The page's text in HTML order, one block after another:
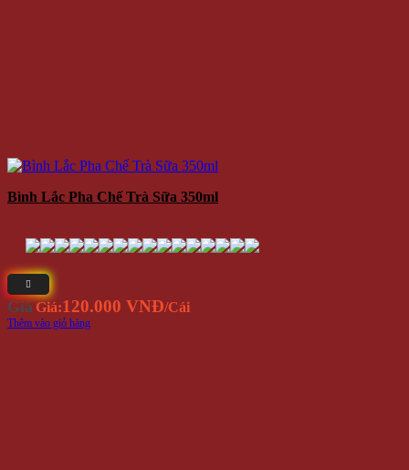
Bình Lắc Pha Chế Trà Sữa 350ml
Giá Giá:120.000 VNĐ/Cái
Thêm vào giỏ hàng